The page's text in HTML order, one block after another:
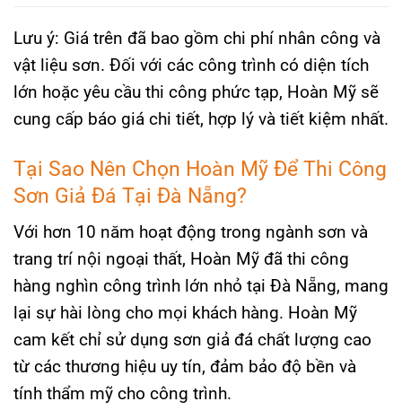
Lưu ý: Giá trên đã bao gồm chi phí nhân công và
vật liệu sơn. Đối với các công trình có diện tích
lớn hoặc yêu cầu thi công phức tạp, Hoàn Mỹ sẽ
cung cấp báo giá chi tiết, hợp lý và tiết kiệm nhất.
Tại Sao Nên Chọn Hoàn Mỹ Để Thi Công
Sơn Giả Đá Tại Đà Nẵng?
Với hơn 10 năm hoạt động trong ngành sơn và
trang trí nội ngoại thất, Hoàn Mỹ đã thi công
hàng nghìn công trình lớn nhỏ tại Đà Nẵng, mang
lại sự hài lòng cho mọi khách hàng. Hoàn Mỹ
cam kết chỉ sử dụng sơn giả đá chất lượng cao
từ các thương hiệu uy tín, đảm bảo độ bền và
tính thẩm mỹ cho công trình.